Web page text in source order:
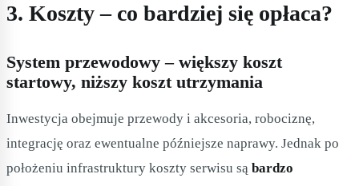
3. Koszty – co bardziej się opłaca?
System przewodowy – większy koszt
startowy, niższy koszt utrzymania
Inwestycja obejmuje przewody i akcesoria, robociznę,
integrację oraz ewentualne późniejsze naprawy. Jednak po
położeniu infrastruktury koszty serwisu są bardzo